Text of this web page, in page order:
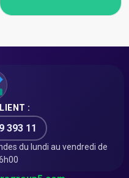
:
393 11
du lundi au vendredi de